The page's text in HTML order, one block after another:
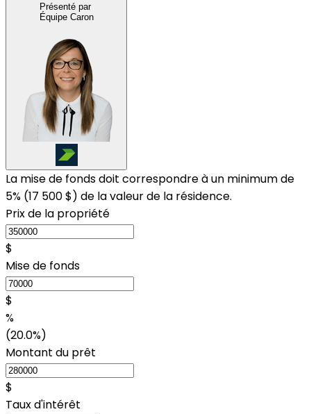
Présenté par
Équipe Caron
La mise de fonds doit correspondre à un minimum de
5% (17 500 $) de la valeur de la résidence.
Prix de la propriété
$
Mise de fonds
$
%
(20.0%)
Montant du prêt
$
Taux d'intérêt